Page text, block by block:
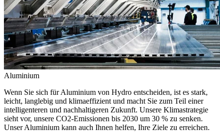
Aluminium
Wenn Sie sich für Aluminium von Hydro entscheiden, ist es stark,
leicht, langlebig und klimaeffizient und macht Sie zum Teil einer
intelligenteren und nachhaltigeren Zukunft. Unsere Klimastrategie
sieht vor, unsere CO2-Emissionen bis 2030 um 30 % zu senken.
Unser Aluminium kann auch Ihnen helfen, Ihre Ziele zu erreichen.